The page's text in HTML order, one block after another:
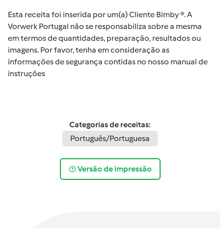
Esta receita foi inserida por um(a) Cliente Bimby ®. A
Vorwerk Portugal não se responsabiliza sobre a mesma
em termos de quantidades, preparação, resultados ou
imagens. Por favor, tenha em consideração as
informações de segurança contidas no nosso manual de
instruções
Categorias de receitas:
Português/Portuguesa
Versão de impressão